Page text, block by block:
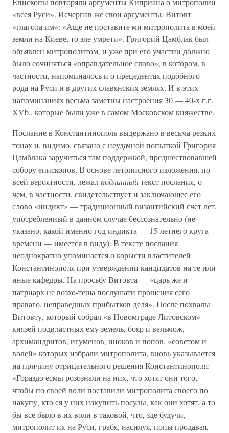
«всея Руси». Исчерпав же свои аргументы, Витовт
«глагола им»: «Аще не поставите ми митрополита в моей
земли на Киеве, то зле умрети». Григорий Цамблак был
объявлен митрополитом, и уже при его участии должно
было сочиняться «оправдательное слово», в котором, в
частности, напоминалось и о прецедентах подобного
рода на Руси и в других славянских землях. И в этих
напоминаниях весьма заметны настроения 30 — 40-х г.г.
XVb., которые были уже в самом Московском княжестве.
Послание в Константинополь выдержано в весьма резких
тонах и, видимо, связано с неудачной попыткой Григория
Цамблака заручиться там поддержкой, предшествовавшей
собору епископов. В основе летописного изложения, по
всей вероятности, лежалподлинныйтекст послания, о
чем, в частности, свидетельствует и заключающее его
слово «индикт» — традиционный византийский счет лет,
употребленный в данном случае бессознательно (не
указано, какой именно год индикта — 15-летнего круга
времени — имеется в виду). В тексте послания
неоднократно упоминается о корысти властителей
Константинополя при утверждении кандидатов на те или
иные кафедры. На просьбу Витовта — «царь же и
патриарх не возхо-теша послушати прошения сего
праваго, неправедных прибытков деля». После похвалы
Витовту, который собрал «в Новомграде Литовском»
князей подвластных ему земель, бояр и вельмож,
архимандритов, игуменов, иноков и попов, «советом и
волей» которых избрали митрополита, вновь указывается
на причину отрицательного решения Константинополя:
«Гораздо есмы розознали на них, что хотят они того,
чтобы по своей воли поставили митрополита своего по
накупу, кто ся у них накупить посулы, как они хотят, а то
бы все было в их воли в таковой, что, зде будучи,
митрополит их на Руси, грабя, насилуя, попы продавая,